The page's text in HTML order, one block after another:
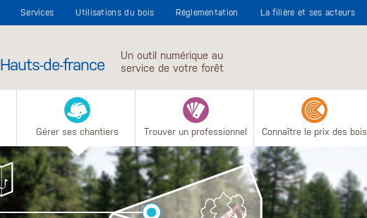
Services Utilisations du bois Réglementation La filière et ses acteurs
Hauts-de-france
Un outil numérique au
service de votre forêt
Gérer ses chantiers Trouver un professionnel Connaître le prix des bois